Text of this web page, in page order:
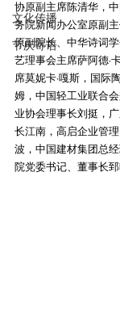
文化传播
节庆寄语
协原副主席陈清华，
务院新闻办公室原副
原副院长、中华诗词
艺理事会主席萨阿德·
席莫妮卡·嘎斯，国际
姆，中国轻工业联合
业协会理事长刘挺，
长江南，高启企业管
波，中国建材集团总
院党委书记、董事长郅